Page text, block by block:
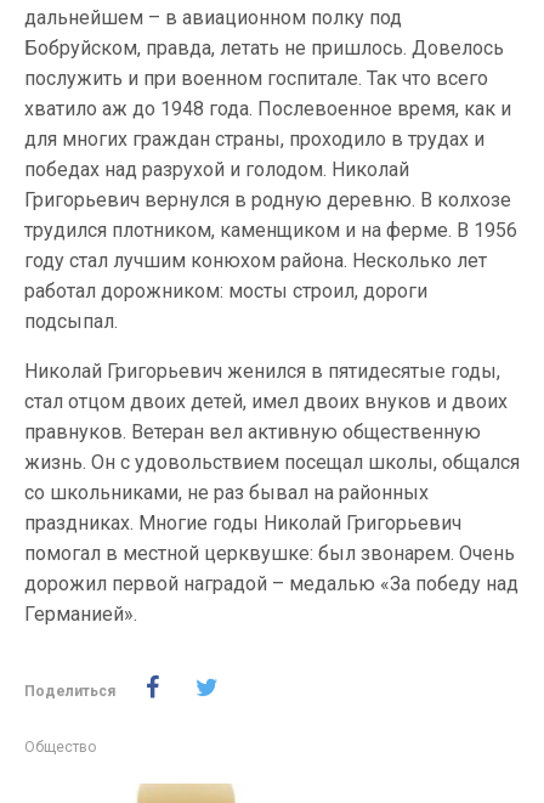
дальнейшем – в авиационном полку под
Бобруйском, правда, летать не пришлось. Довелось
послужить и при военном госпитале. Так что всего
хватило аж до 1948 года. Послевоенное время, как и
для многих граждан страны, проходило в трудах и
победах над разрухой и голодом. Николай
Григорьевич вернулся в родную деревню. В колхозе
трудился плотником, каменщиком и на ферме. В 1956
году стал лучшим конюхом района. Несколько лет
работал дорожником: мосты строил, дороги
подсыпал.
Николай Григорьевич женился в пятидесятые годы,
стал отцом двоих детей, имел двоих внуков и двоих
правнуков. Ветеран вел активную общественную
жизнь. Он с удовольствием посещал школы, общался
со школьниками, не раз бывал на районных
праздниках. Многие годы Николай Григорьевич
помогал в местной церквушке: был звонарем. Очень
дорожил первой наградой – медалью «За победу над
Германией».
Поделиться
Общество